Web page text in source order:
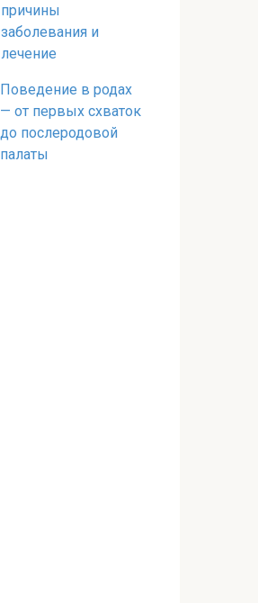
причины
заболевания и
лечение
Поведение в родах
— от первых схваток
до послеродовой
палаты